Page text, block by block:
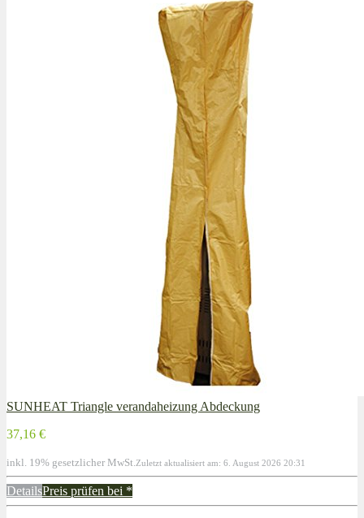
SUNHEAT Triangle verandaheizung Abdeckung
37,16 €
inkl. 19% gesetzlicher MwSt. Zuletzt aktualisiert am: 6. August 2026 20:31
DetailsPreis prüfen bei *